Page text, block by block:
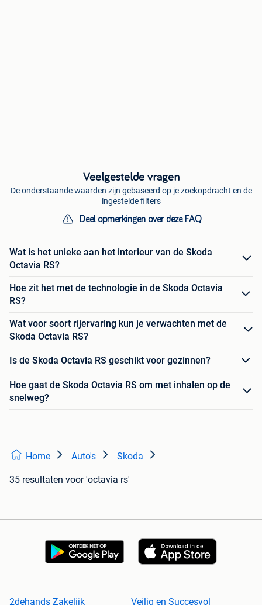
Veelgestelde vragen
De onderstaande waarden zijn gebaseerd op je zoekopdracht en de
ingestelde filters
Deel opmerkingen over deze FAQ
Wat is het unieke aan het interieur van de Skoda
Octavia RS?
Hoe zit het met de technologie in de Skoda Octavia
RS?
Wat voor soort rijervaring kun je verwachten met de
Skoda Octavia RS?
Is de Skoda Octavia RS geschikt voor gezinnen?
Hoe gaat de Skoda Octavia RS om met inhalen op de
snelweg?
Home Auto's Skoda
35 resultaten voor 'octavia rs'
2dehands Zakelijk Veilig en Succesvol